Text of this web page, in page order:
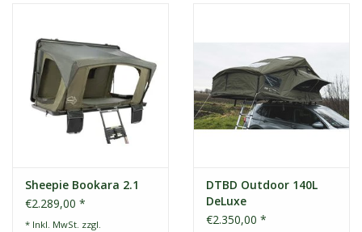
Sheepie Bookara 2.1
€2.289,00 *
* Inkl. MwSt. zzgl.
DTBD Outdoor 140L
DeLuxe
€2.350,00 *